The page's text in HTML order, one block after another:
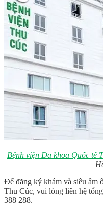
Bệnh viện Đa khoa Quốc tế
Để đăng ký khám và siêu âm
Thu Cúc, vui lòng liên hệ
388 288.